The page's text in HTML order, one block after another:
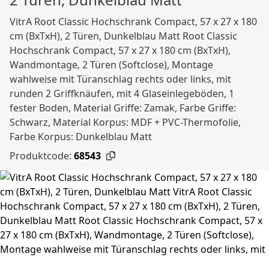
VitrA Root Classic Hochschrank Compact, 57 x 27 x 180
cm (BxTxH), 2 Türen, Dunkelblau Matt Root Classic
Hochschrank Compact, 57 x 27 x 180 cm (BxTxH),
Wandmontage, 2 Türen (Softclose), Montage
wahlweise mit Türanschlag rechts oder links, mit
runden 2 Griffknäufen, mit 4 Glaseinlegeböden, 1
fester Boden, Material Griffe: Zamak, Farbe Griffe:
Schwarz, Material Korpus: MDF + PVC-Thermofolie,
Farbe Korpus: Dunkelblau Matt
Produktcode: 68543